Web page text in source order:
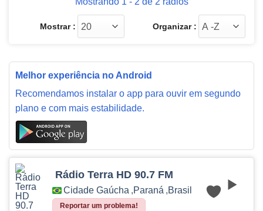
Mostrar : Organizar :
Melhor experiência no Android
Recomendamos instalar o app para ouvir em segundo
plano e com mais estabilidade.
Rádio Terra HD 90.7 FM
Cidade Gaúcha ,Paraná ,Brasil
Reportar um problema!